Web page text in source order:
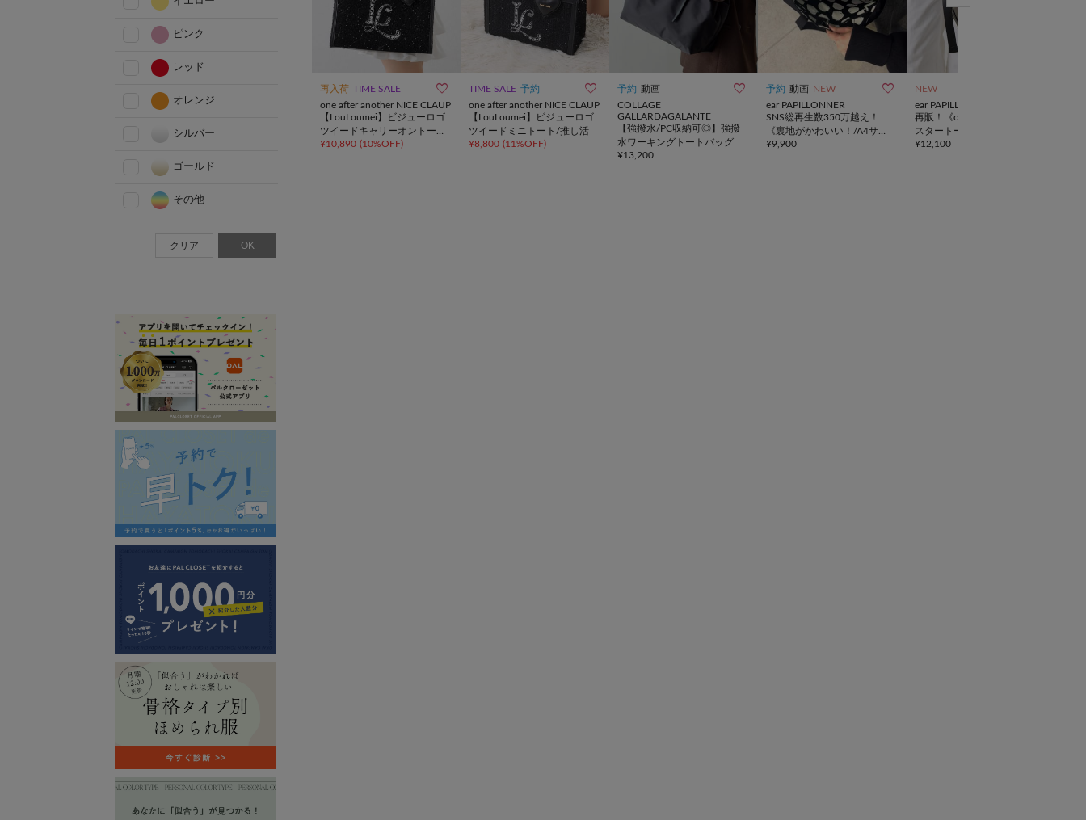
再入荷 TIME SALE 
one after another NICE CLAUP
【LouLoumei】ビジューロゴ
ツイードキャリーオントー
ト/推し活
¥10,890 (10%OFF)
TIME SALE 予約 
one after another NICE CLAUP
【LouLoumei】ビジューロゴ
ツイードミニトート/推し活
¥8,800 (11%OFF)
予約 動画 
COLLAGE
GALLARDAGALANTE
【強撥水/PC収納可◎】強撥
水ワーキングトートバッグ
¥13,200
予約 動画 NEW 
ear PAPILLONNER
SNS総再生数350万越え！
《裏地がかわいい！/A4サイ
ズ対応》アジャスタートート
¥9,900
NEW
ear PAPILLONNER
再販！《ouchi企画》アジャ
スタートートバッグ横型
¥12,100
ピンク
レッド
オレンジ
シルバー
ゴールド
その他
クリア OK